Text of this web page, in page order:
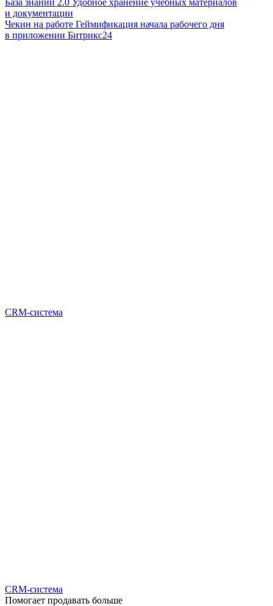
База знаний 2.0 Удобное хранение учебных материалов
и документации
Чекин на работе Геймификация начала рабочего дня
в приложении Битрикс24
CRM-система
CRM-система
Помогает продавать больше